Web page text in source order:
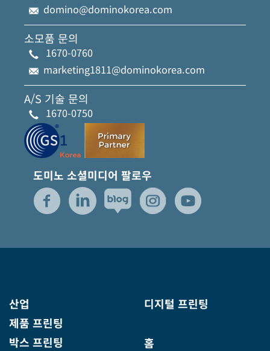
domino@dominokorea.com
소모품 문의
1670-0760
marketing1811@dominokorea.com
A/S 기술 문의
1670-0750
도미노 소셜미디어 팔로우
산업
제품 프린팅
박스 프린팅
디지털 프린팅
홈